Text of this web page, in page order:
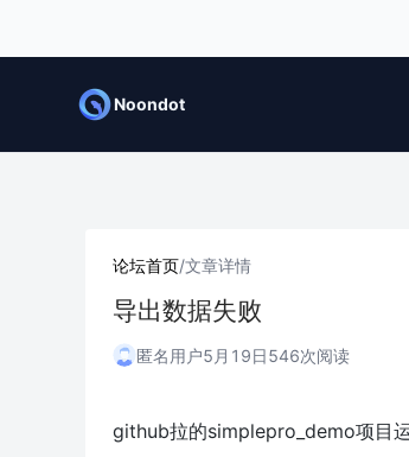
Noondot
论坛首页/文章详情
导出数据失败
匿名用户5月19日546次阅读
github拉的simplepro_demo项目